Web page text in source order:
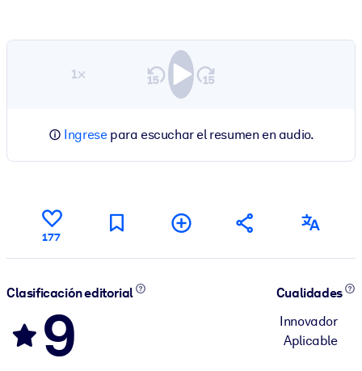
1×
Ingresepara escuchar el resumen en audio.
177
Clasificación editorial
9
Cualidades
Innovador
Aplicable